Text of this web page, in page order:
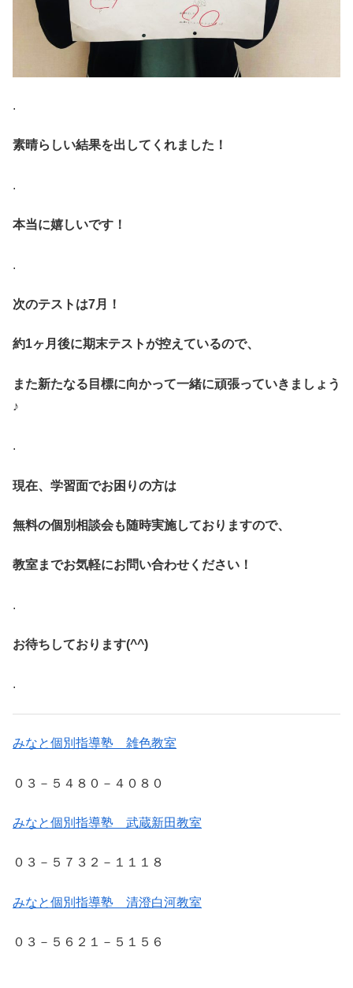
.
素晴らしい結果を出してくれました！
.
本当に嬉しいです！
.
次のテストは7月！
約1ヶ月後に期末テストが控えているので、
また新たなる目標に向かって一緒に頑張っていきましょう
♪
.
現在、学習面でお困りの方は
無料の個別相談会も随時実施しておりますので、
教室までお気軽にお問い合わせください！
.
お待ちしております(^^)
.
みなと個別指導塾 雑色教室
０３－５４８０－４０８０
みなと個別指導塾 武蔵新田教室
０３－５７３２－１１１８
みなと個別指導塾 清澄白河教室
０３－５６２１－５１５６